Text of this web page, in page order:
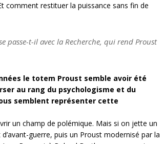
comment restituer la puissance sans fin de
passe-t-il avec laRecherche, qui rend Proust
le totem Proust semble avoir été
au rang du psychologisme et du
semblent représenter cette
un champ de polémique. Mais si on jette un
guerre, puis un Proust modernisé par la